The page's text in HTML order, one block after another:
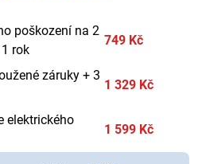
poškození na 2
rok
749 Kč
záruky + 3
1 329 Kč
elektrického
1 599 Kč